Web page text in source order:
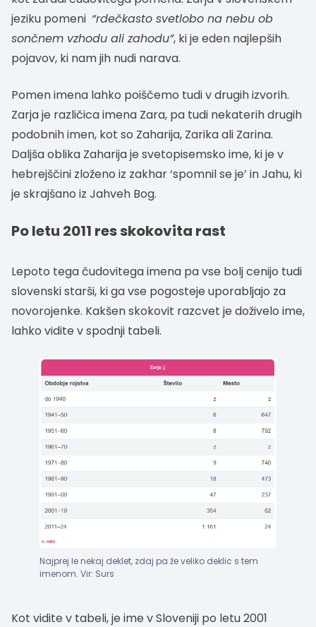
jeziku pomeni “rdečkasto svetlobo na nebu ob
sončnem vzhodu ali zahodu”, ki je eden najlepših
pojavov, ki nam jih nudi narava.
Pomen imena lahko poiščemo tudi v drugih izvorih.
Zarja je različica imena Zara, pa tudi nekaterih drugih
podobnih imen, kot so Zaharija, Zarika ali Zarina.
Daljša oblika Zaharija je svetopisemsko ime, ki je v
hebrejščini zloženo iz zakhar ‘spomnil se je’ in Jahu, ki
je skrajšano iz Jahveh Bog.
Po letu 2011 res skokovita rast
Lepoto tega čudovitega imena pa vse bolj cenijo tudi
slovenski starši, ki ga vse pogosteje uporabljajo za
novorojenke. Kakšen skokovit razcvet je doživelo ime,
lahko vidite v spodnji tabeli.
Najprej le nekaj deklet, zdaj pa že veliko deklic s tem
imenom. Vir: Surs
Kot vidite v tabeli, je ime v Sloveniji po letu 2001